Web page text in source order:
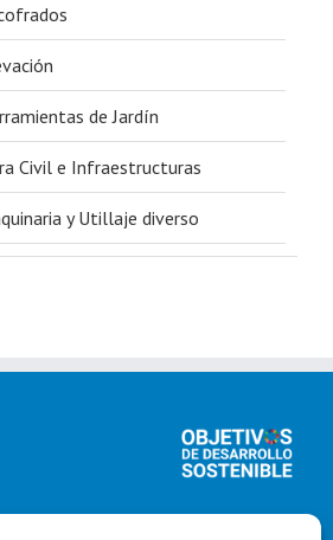
de Jardín
Civil e Infraestructuras
y Utillaje diverso